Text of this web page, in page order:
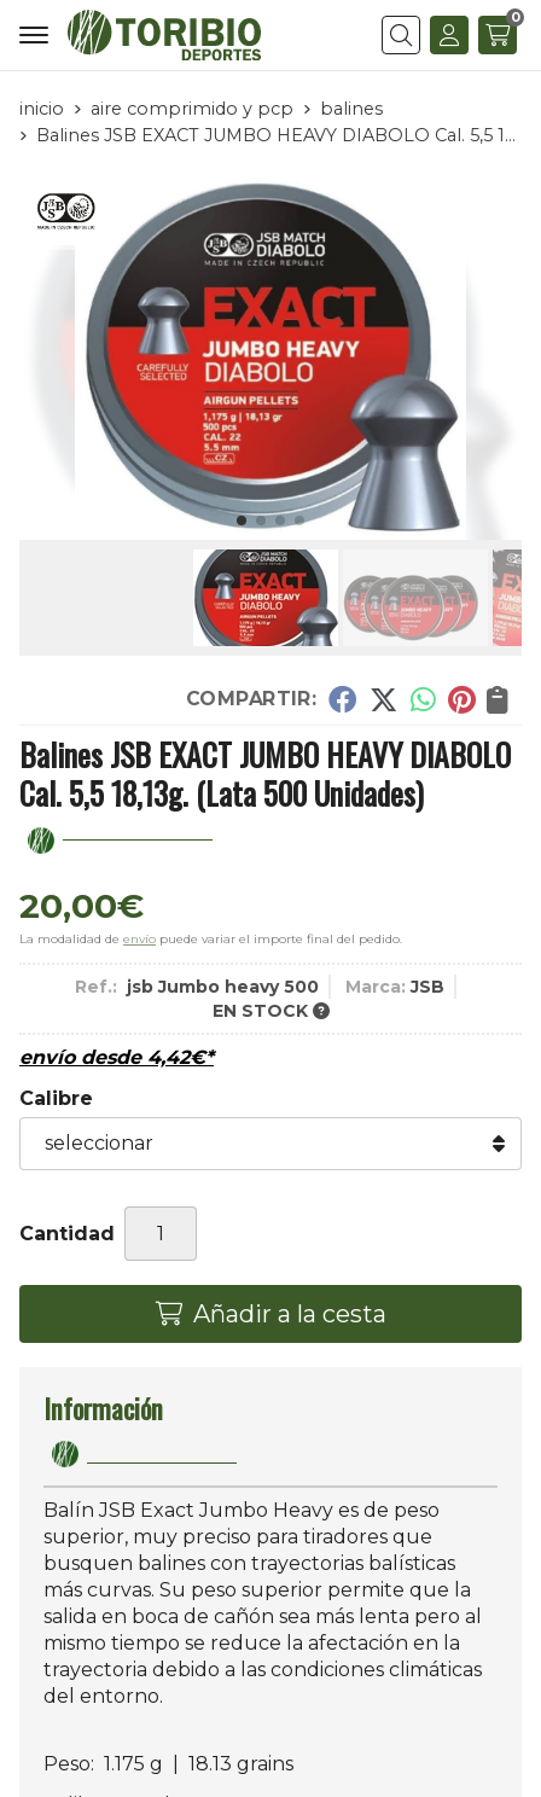
Buscar
0
inicio aire comprimido y pcp
balines
Balines JSB EXACT JUMBO HEAVY DIABOLO Cal. 5,5 18,13g. (Lata 500 Unidades)
COMPARTIR:
Balines JSB EXACT JUMBO HEAVY DIABOLO
Cal. 5,5 18,13g. (Lata 500 Unidades)
20,00€
La modalidad de envío puede variar el importe final del pedido.
Ref.: jsb Jumbo heavy 500 Marca: JSB
EN STOCK
envío desde 4,42€*
Calibre
Cantidad
Añadir a la cesta
Información
Balín JSB Exact Jumbo Heavy es de peso
superior, muy preciso para tiradores que
busquen balines con trayectorias balísticas
más curvas. Su peso superior permite que la
salida en boca de cañón sea más lenta pero al
mismo tiempo se reduce la afectación en la
trayectoria debido a las condiciones climáticas
del entorno.
Peso: 1.175 g | 18.13 grains